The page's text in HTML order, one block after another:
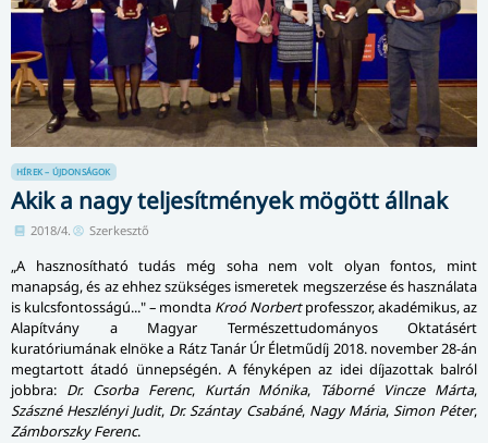
HÍREK – ÚJDONSÁGOK
Akik a nagy teljesítmények mögött állnak
2018/4. Szerkesztő
„A hasznosítható tudás még soha nem volt olyan fontos, mint
manapság, és az ehhez szükséges ismeretek megszerzése és használata
is kulcsfontosságú..." – mondta Kroó Norbertprofesszor, akadémikus, az
Alapítvány a Magyar Természettudományos Oktatásért
kuratóriumának elnöke a Rátz Tanár Úr Életműdíj 2018. november 28-án
megtartott átadó ünnepségén. A fényképen az idei díjazottak balról
jobbra: Dr. Csorba Ferenc, Kurtán Mónika, Táborné Vincze Márta,
Szászné Heszlényi Judit, Dr. Szántay Csabáné, Nagy Mária, Simon Péter,
Zámborszky Ferenc.